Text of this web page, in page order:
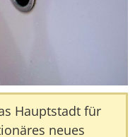
Hauptstadt für
neues